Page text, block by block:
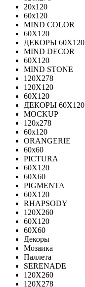
20х120
60х120
MIND COLOR
60Х120
ДЕКОРЫ 60Х120
MIND DECOR
60Х120
MIND STONE
120X278
120Х120
60Х120
ДЕКОРЫ 60Х120
MOCKUP
120х278
60х120
ORANGERIE
60х60
PICTURA
60X120
60X60
PIGMENTA
60X120
RHAPSODY
120X260
60X120
60X60
Декоры
Мозаика
Паллета
SERENADE
120X260
120Х278